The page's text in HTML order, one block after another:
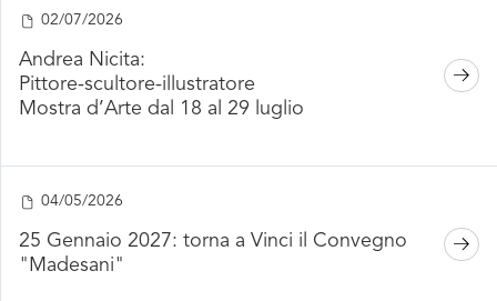
02/07/2026
Andrea Nicita:
Pittore-scultore-illustratore
Mostra d’Arte dal 18 al 29 luglio
04/05/2026
25 Gennaio 2027: torna a Vinci il Convegno
"Madesani"